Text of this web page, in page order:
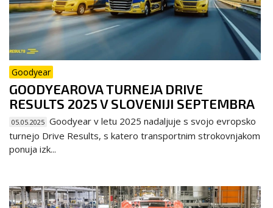
Goodyear
GOODYEAROVA TURNEJA DRIVE
RESULTS 2025 V SLOVENIJI SEPTEMBRA
05.05.2025 Goodyear v letu 2025 nadaljuje s svojo evropsko
turnejo Drive Results, s katero transportnim strokovnjakom
ponuja izk...